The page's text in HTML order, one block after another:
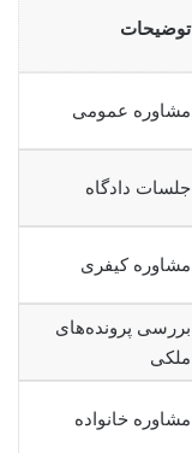
توضیحات
مشاوره عمومی
جلسات دادگاه
مشاوره کیفری
بررسی پرونده‌های
ملکی
مشاوره خانواده